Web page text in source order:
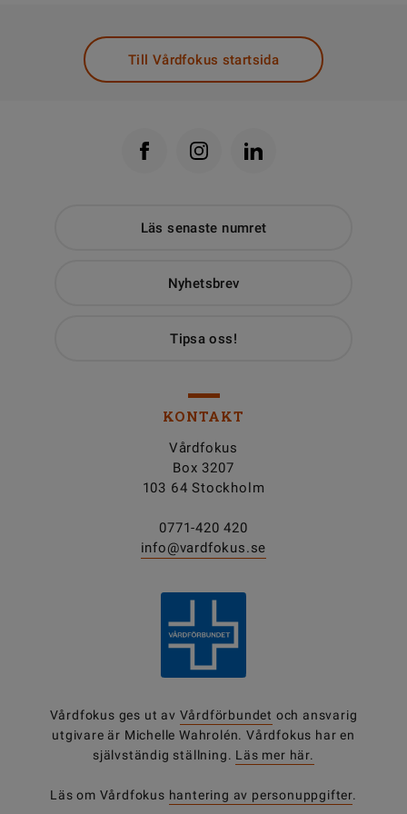
Till Vårdfokus startsida
Läs senaste numret
Nyhetsbrev
Tipsa oss!
KONTAKT
Vårdfokus
Box 3207
103 64 Stockholm
0771-420 420
info@vardfokus.se
Vårdfokus ges ut av Vårdförbundet och ansvarig
utgivare är Michelle Wahrolén. Vårdfokus har en
självständig ställning. Läs mer här.
Läs om Vårdfokus hantering av personuppgifter.